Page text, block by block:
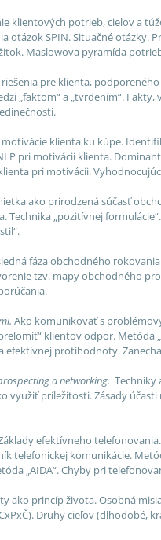
klientových potrieb, cieľov a
otázok SPIN. Situačné
Maslowova pyramída
pre klienta,
„faktom“ a „tvrdením“.
klienta ku kúpe.
pri motivácii klienta.
pri motivácii.
ako prirodzená súčasť
Technika „pozitívnej
fáza obchodného
tzv. mapy obchodného
Ako komunikovať s
klientov odpor. Metóda
efektívnej protihodnoty.
a networking. Techniky
využiť príležitosti. Zásady
efektívneho
telefonickej komunikácie.
„AIDA“. Chyby pri
ako princíp života. Osobná
Druhy cieľov